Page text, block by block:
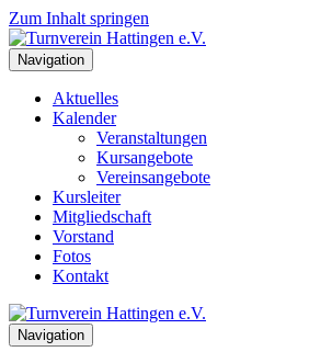
Zum Inhalt springen
Navigation
Aktuelles
Kalender
Veranstaltungen
Kursangebote
Vereinsangebote
Kursleiter
Mitgliedschaft
Vorstand
Fotos
Kontakt
Navigation